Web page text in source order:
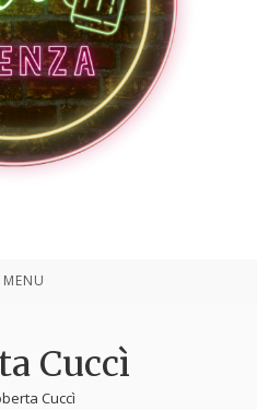
MENU
Cuccì
Cuccì